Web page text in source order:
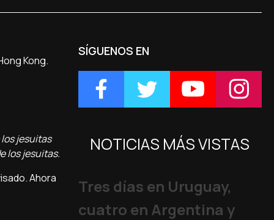
Kong.
jesuitas
los jesuitas.
Ahora
SÍGUENOS EN
NOTICIAS MÁS VISTAS
Tres días en Uruguay,
cuatro en Argentina y